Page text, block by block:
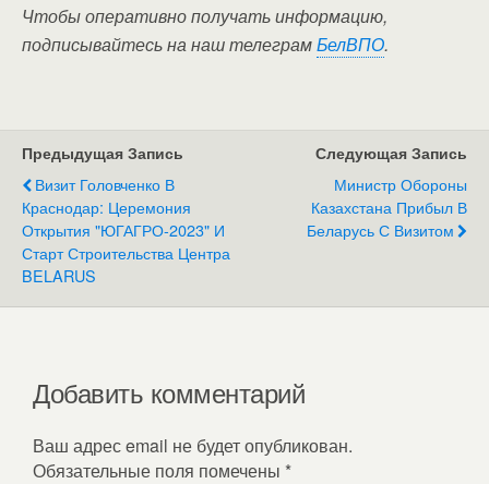
Чтобы оперативно получать информацию,
подписывайтесь на наш телеграмБелВПО.
Предыдущая Запись
Визит Головченко В
Краснодар: Церемония
Открытия "ЮГАГРО-2023" И
Старт Строительства Центра
BELARUS
Следующая Запись
Министр Обороны
Казахстана Прибыл В
Беларусь С Визитом
Добавить комментарий
Ваш адрес email не будет опубликован.
Обязательные поля помечены *